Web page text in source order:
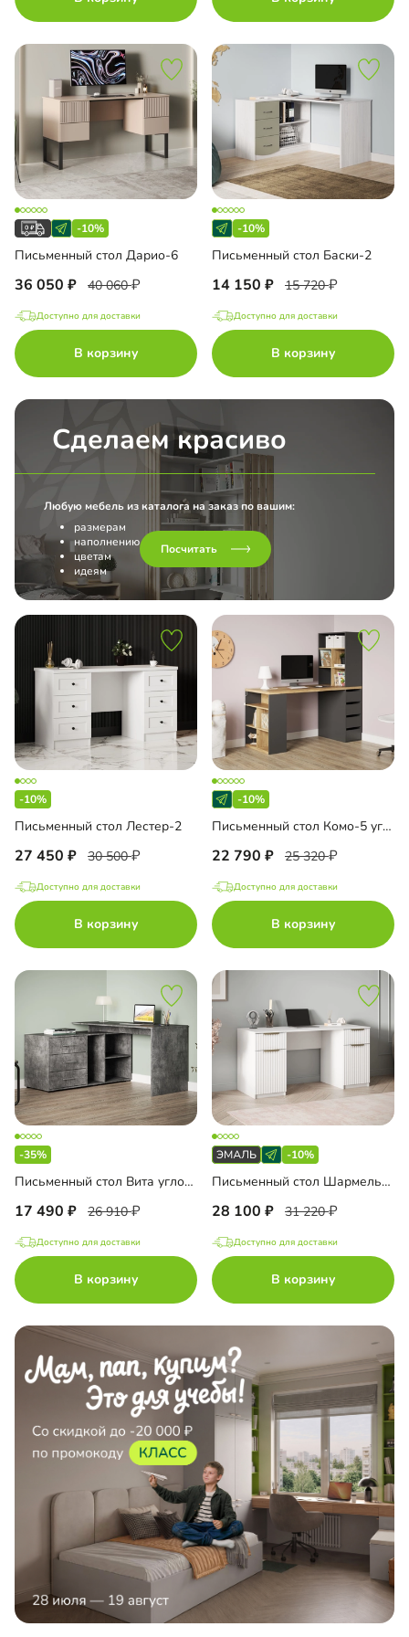
-10%
Письменный стол Дарио-6
36 050 40 060
Доступно для доставки
В корзину
-10%
Письменный стол Баски-2
14 150 15 720
Доступно для доставки
В корзину
Сделаем красиво
Любую мебель из каталога на заказ по вашим:
размерам
наполнению
цветам
идеям
Посчитать
-10%
Письменный стол Лестер-2
27 450 30 500
Доступно для доставки
В корзину
-10%
Письменный стол Комо-5 угловой
22 790 25 320
Доступно для доставки
В корзину
-35%
Письменный стол Вита угловой
17 490 26 910
Доступно для доставки
В корзину
-10%
Письменный стол Шармель-2 Лайф Эмаль
28 100 31 220
Доступно для доставки
В корзину